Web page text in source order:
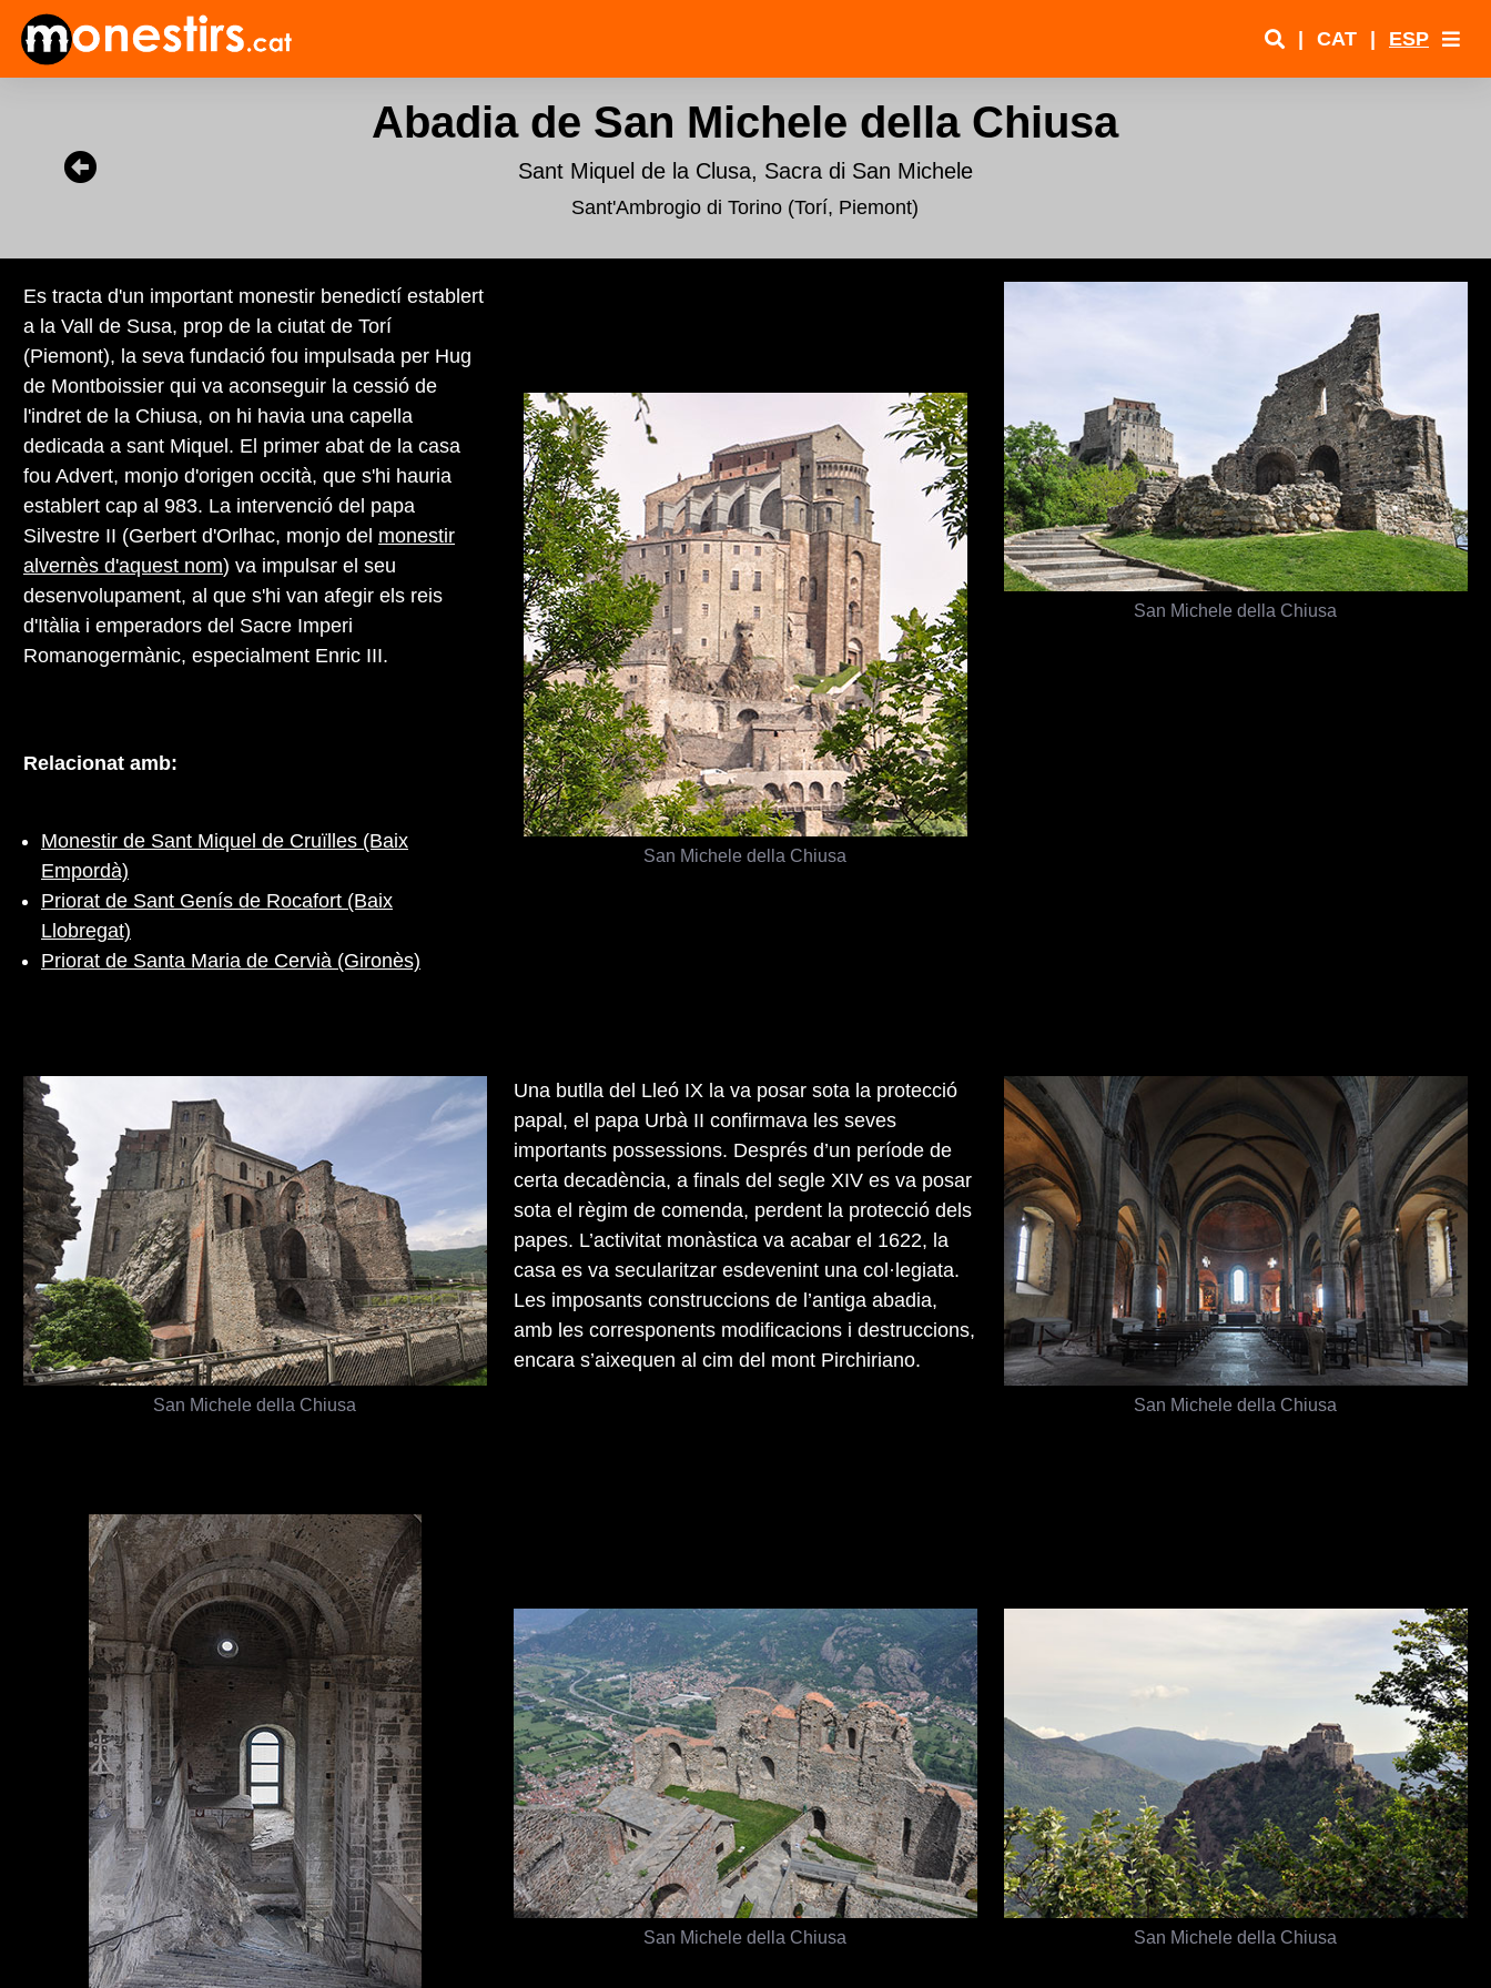
| CAT | ESP
Abadia de San Michele della Chiusa
Sant Miquel de la Clusa, Sacra di San Michele
Sant'Ambrogio di Torino (Torí, Piemont)
San Michele della Chiusa
Es tracta d'un important monestir benedictí establert
a la Vall de Susa, prop de la ciutat de Torí
(Piemont), la seva fundació fou impulsada per Hug
de Montboissier qui va aconseguir la cessió de
l'indret de la Chiusa, on hi havia una capella
dedicada a sant Miquel. El primer abat de la casa
fou Advert, monjo d'origen occità, que s'hi hauria
establert cap al 983. La intervenció del papa
Silvestre II (Gerbert d'Orlhac, monjo del monestir
alvernès d'aquest nom) va impulsar el seu
desenvolupament, al que s'hi van afegir els reis
d'Itàlia i emperadors del Sacre Imperi
Romanogermànic, especialment Enric III.
Relacionat amb:
Monestir de Sant Miquel de Cruïlles (Baix
Empordà)
Priorat de Sant Genís de Rocafort (Baix
Llobregat)
Priorat de Santa Maria de Cervià (Gironès)
San Michele della Chiusa
San Michele della Chiusa
Una butlla del Lleó IX la va posar sota la protecció
papal, el papa Urbà II confirmava les seves
importants possessions. Després d’un període de
certa decadència, a finals del segle XIV es va posar
sota el règim de comenda, perdent la protecció dels
papes. L’activitat monàstica va acabar el 1622, la
casa es va secularitzar esdevenint una col·legiata.
Les imposants construccions de l’antiga abadia,
amb les corresponents modificacions i destruccions,
encara s’aixequen al cim del mont Pirchiriano.
San Michele della Chiusa
San Michele della Chiusa San Michele della Chiusa